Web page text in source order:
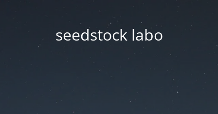
seedstock labo